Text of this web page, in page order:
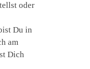
oder
Du in
am
Dich